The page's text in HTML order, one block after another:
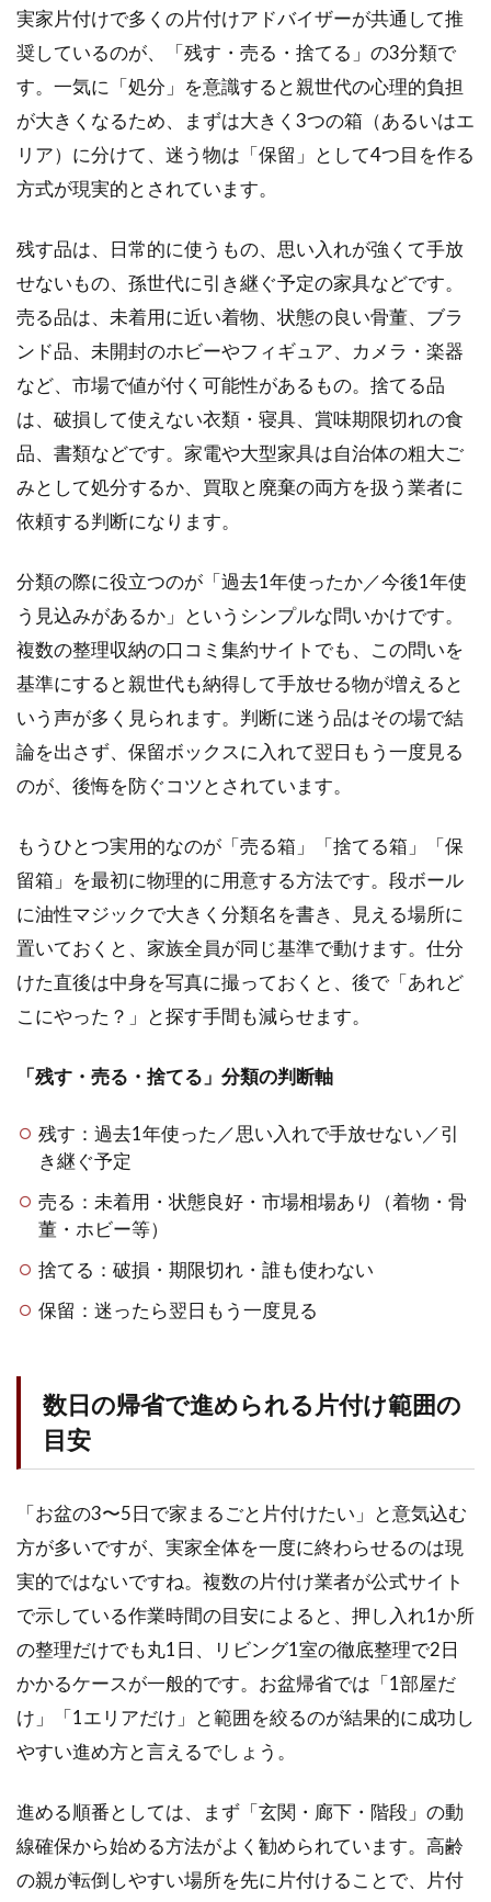
2.4
明け
に買
頼す
るス
ル戦
略
2.5
お盆
の実
家片
に関
する
ある
2.6
まと
め：
お盆
帰省
で実
家片
付け
と買
取を
る手
順
実家片付けで多くの片付けアドバイザーが共通して推
奨しているのが、「残す・売る・捨てる」の3分類で
す。一気に「処分」を意識すると親世代の心理的負担
が大きくなるため、まずは大きく3つの箱（あるいはエ
リア）に分けて、迷う物は「保留」として4つ目を作る
方式が現実的とされています。
残す品は、日常的に使うもの、思い入れが強くて手放
せないもの、孫世代に引き継ぐ予定の家具などです。
売る品は、未着用に近い着物、状態の良い骨董、ブラ
ンド品、未開封のホビーやフィギュア、カメラ・楽器
など、市場で値が付く可能性があるもの。捨てる品
は、破損して使えない衣類・寝具、賞味期限切れの食
品、書類などです。家電や大型家具は自治体の粗大ご
みとして処分するか、買取と廃棄の両方を扱う業者に
依頼する判断になります。
分類の際に役立つのが「過去1年使ったか／今後1年使
う見込みがあるか」というシンプルな問いかけです。
複数の整理収納の口コミ集約サイトでも、この問いを
基準にすると親世代も納得して手放せる物が増えると
いう声が多く見られます。判断に迷う品はその場で結
論を出さず、保留ボックスに入れて翌日もう一度見る
のが、後悔を防ぐコツとされています。
もうひとつ実用的なのが「売る箱」「捨てる箱」「保
留箱」を最初に物理的に用意する方法です。段ボール
に油性マジックで大きく分類名を書き、見える場所に
置いておくと、家族全員が同じ基準で動けます。仕分
けた直後は中身を写真に撮っておくと、後で「あれど
こにやった？」と探す手間も減らせます。
「残す・売る・捨てる」分類の判断軸
残す：過去1年使った／思い入れで手放せない／引
き継ぐ予定
売る：未着用・状態良好・市場相場あり（着物・骨
董・ホビー等）
捨てる：破損・期限切れ・誰も使わない
保留：迷ったら翌日もう一度見る
数日の帰省で進められる片付け範囲の
目安
「お盆の3〜5日で家まるごと片付けたい」と意気込む
方が多いですが、実家全体を一度に終わらせるのは現
実的ではないですね。複数の片付け業者が公式サイト
で示している作業時間の目安によると、押し入れ1か所
の整理だけでも丸1日、リビング1室の徹底整理で2日
かかるケースが一般的です。お盆帰省では「1部屋だ
け」「1エリアだけ」と範囲を絞るのが結果的に成功し
やすい進め方と言えるでしょう。
進める順番としては、まず「玄関・廊下・階段」の動
線確保から始める方法がよく勧められています。高齢
の親が転倒しやすい場所を先に片付けることで、片付